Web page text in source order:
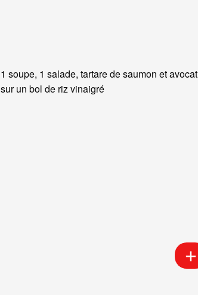
1 soupe, 1 salade, tartare de saumon et avocat
sur un bol de riz vinaigré